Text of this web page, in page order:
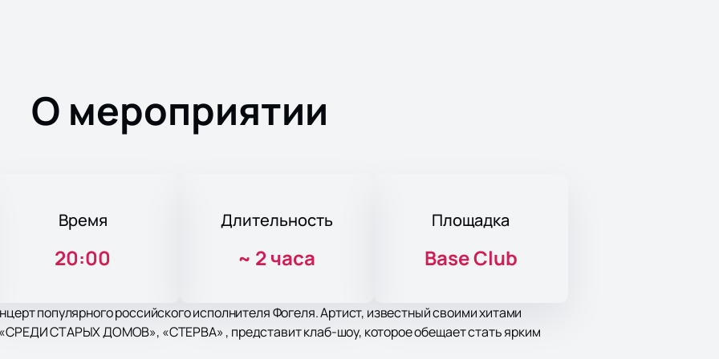
О мероприятии
Время
20:00
Длительность
~ 2 часа
Площадка
Base Club
популярного российского исполнителя Фогеля. Артист, известный своими хитами
СТАРЫХ ДОМОВ», «СТЕРВА» , представит клаб-шоу, которое обещает стать ярким